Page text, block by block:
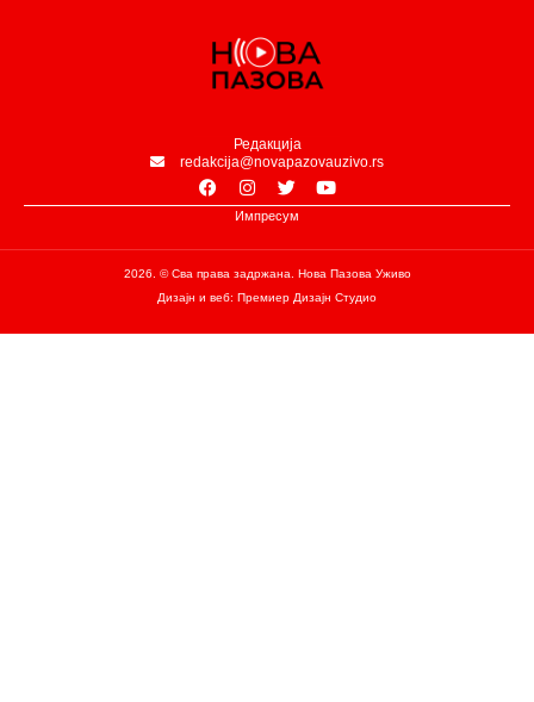
Редакција
redakcija@novapazovauzivo.rs
Импресум
2026. © Сва права задржана. Нова Пазова Уживо
Дизајн и веб: Премиер Дизајн Студио